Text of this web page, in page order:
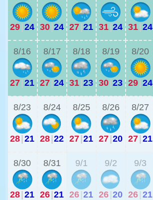
29|24 30|24 27|21 31|24 31|24
8/16
27|21
8/17
27|24
8/18
31|23
8/19
30|23
8/20
29|24
8/23
28|21
8/24
28|22
8/25
27|21
8/26
27|20
8/27
27|21
8/30
28|21
8/31
26|21
9/1
26 21
9/2
26 20
9/3
26 21